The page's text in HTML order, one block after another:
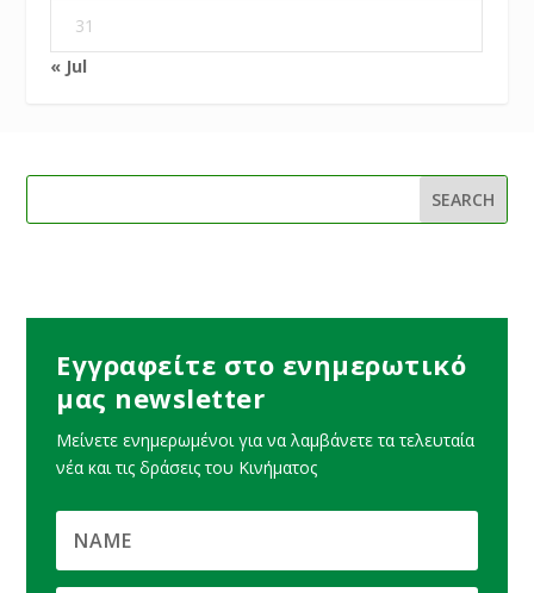
31
« Jul
Εγγραφείτε στο ενημερωτικό
μας newsletter
Μείνετε ενημερωμένοι για να λαμβάνετε τα τελευταία
νέα και τις δράσεις του Κινήματος